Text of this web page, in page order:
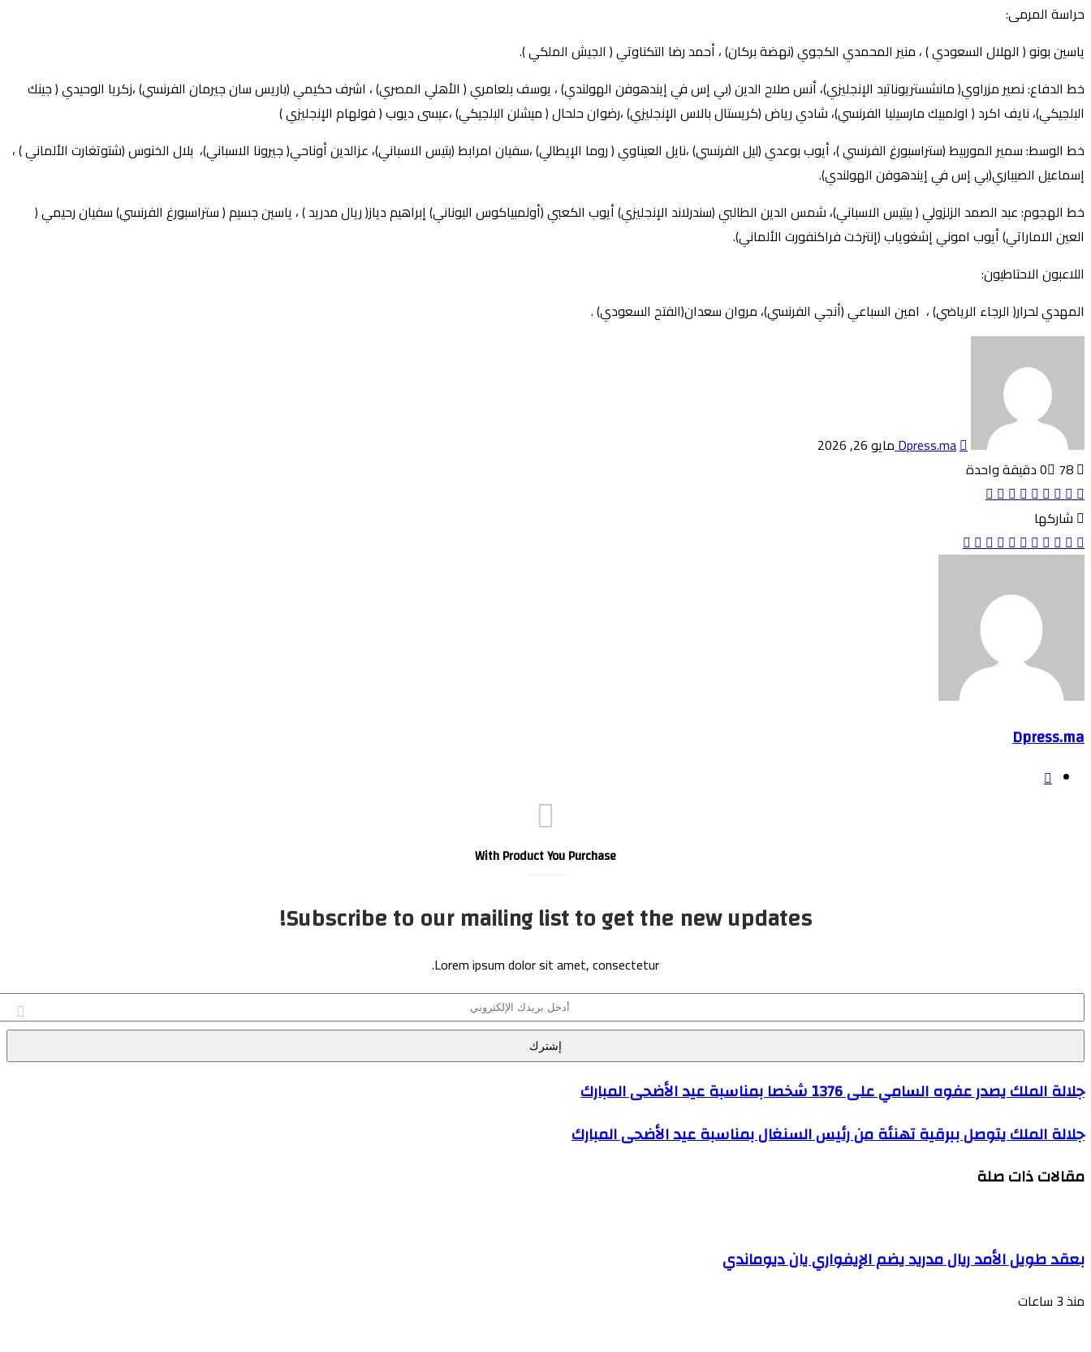
حراسة المرمى:
ياسين بونو ( الهلال السعودي ) ، منير المحمدي الكجوي (نهضة بركان) ، أحمد رضا التكناوتي ( الجيش الملكي ).
خط الدفاع: نصير مزراوي( مانشستريوناتيد الإنجليزي)، أنس صلاح الدين (بي إس في إيندهوفن الهولندي) ، يوسف بلعامري ( الأهلي المصري) ، اشرف حكيمي (باريس سان جيرمان الفرنسي) ،زكريا الوحيدي ( جينك
البلجيكي)، نايف اكرد ( اولمبيك مارسيليا الفرنسي)، شادي رياض (كريستال بالاس الإنجليزي) ،رضوان حلحال ( ميشلن البلجيكي) ،عيسى ديوب ( فولهام الإنجليزي )
خط الوسط: سمير الموربيط (ستراسبورغ الفرنسي )، أيوب بوعدي (ليل الفرنسي) ،نايل العيناوي ( روما الإيطالي) ،سفيان امرابط (بتيس الاسباني)، عزالدين أوناحي( جيرونا الاسباني)، بلال الخنوس (شتوتغارت الألماني ) ،
إسماعيل الصيباري(بي إس في إيندهوفن الهولندي).
خط الهجوم: عبد الصمد الزلزولي ( بيتيس الاسباني)، شمس الدين الطالبي (سندرلاند الإنجليزي) أيوب الكعبي (أولمبياكوس اليوناني) إبراهيم دياز( ريال مدريد ) ، ياسين جسيم ( ستراسبورغ الفرنسي) سفيان رحيمي (
العين الاماراتي) أيوب اموني إشغوياب (إنترخت فراكنفورت الألماني).
اللاعبون الاحتاطيون:
المهدي لحرار( الرجاء الرياضي) ، امين السباعي (أنجي الفرنسي)، مروان سعدان(الفتح السعودي) .
Dpress.maمايو 26, 2026
0 78
دقيقة واحدة
فيسبوكتويتر
لينكدإن
بينتيريست
Odnoklassniki
شاركها
فيسبوكتويتر
لينكدإن
بينتيريست
Odnoklassniki
بوكيت
مشاركة
Dpress.ma
موقع
With Product You Purchase
Subscribe to our mailing list to get the new updates!
Lorem ipsum dolor sit amet, consectetur.
بريدك
الإلكتروني
جلالة الملك يصدر عفوه السامي على 1376 شخصا بمناسبة عيد الأضحى المبارك
جلالة الملك يتوصل ببرقية تهنئة من رئيس السنغال بمناسبة عيد الأضحى المبارك
مقالات ذات صلة
بعقد طويل الأمد ريال مدريد يضم الإيفواري يان ديوماندي
منذ 3 ساعات